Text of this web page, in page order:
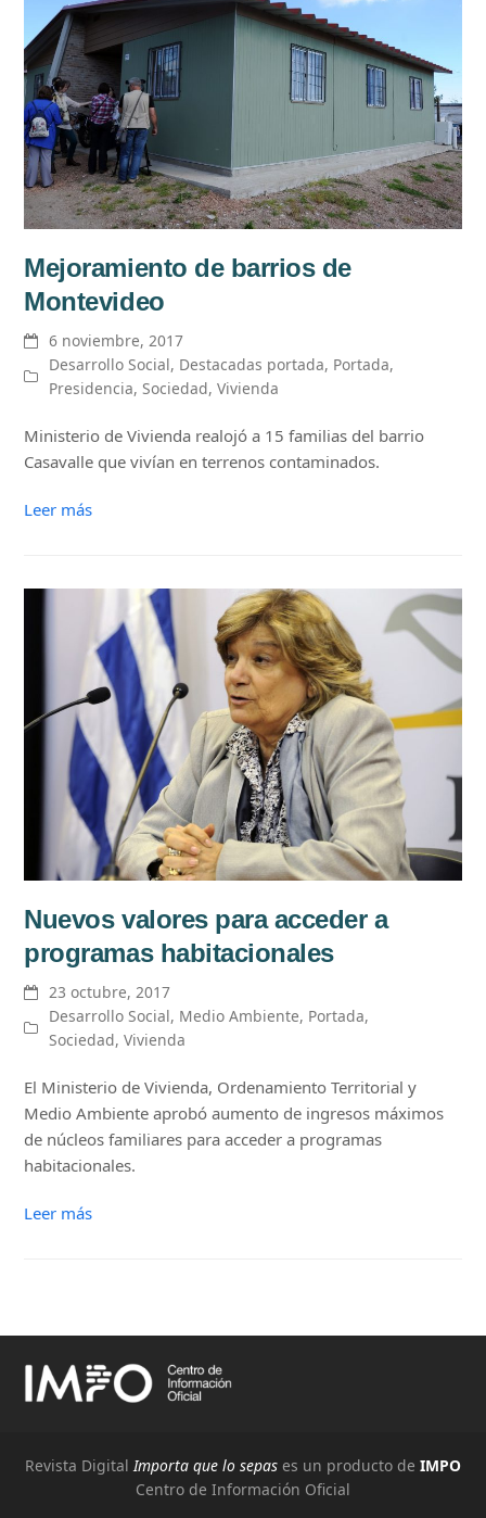
Mejoramiento de barrios de
Montevideo
6 noviembre, 2017
Desarrollo Social, Destacadas portada, Portada,
Presidencia,Sociedad,Vivienda
Ministerio de Vivienda realojó a 15 familias del barrio
Casavalle que vivían en terrenos contaminados.
Leer más
Nuevos valores para acceder a
programas habitacionales
23 octubre, 2017
Desarrollo Social, Medio Ambiente, Portada,
Sociedad,Vivienda
El Ministerio de Vivienda, Ordenamiento Territorial y
Medio Ambiente aprobó aumento de ingresos máximos
de núcleos familiares para acceder a programas
habitacionales.
Leer más
Revista DigitalImporta que lo sepas es un producto de IMPO
Centro de Información Oficial